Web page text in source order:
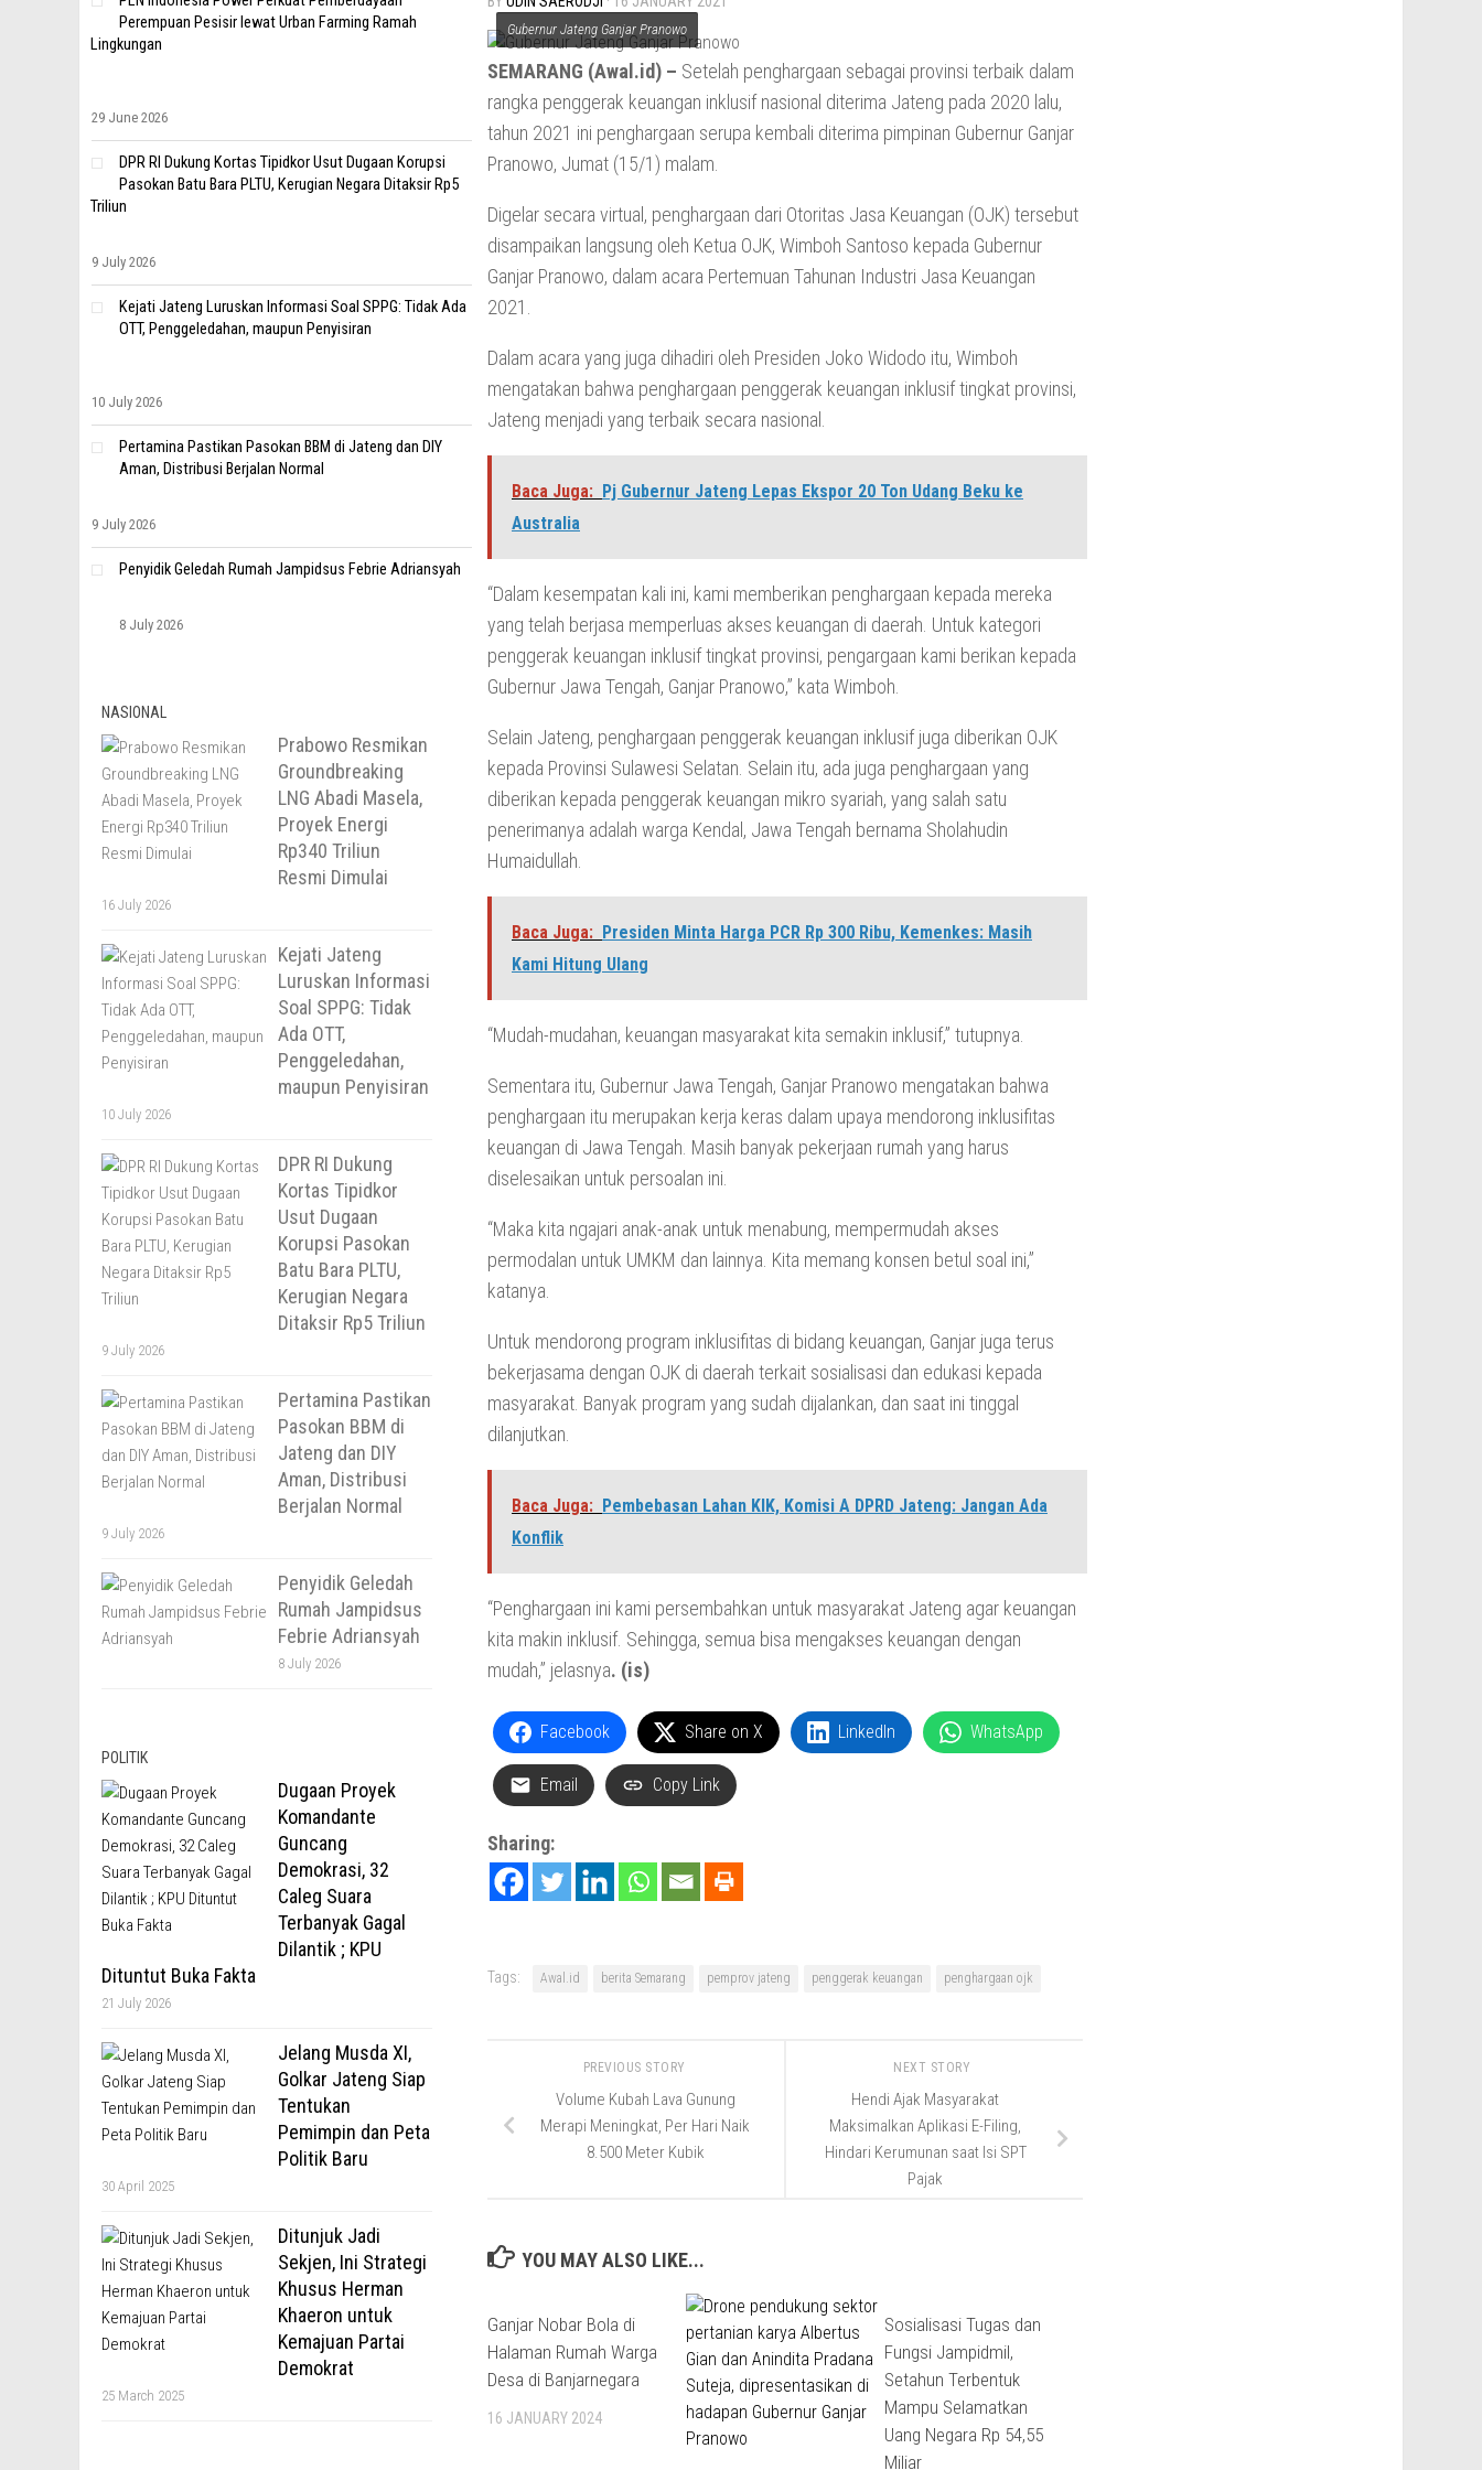
Gubernur Jateng Ganjar Pranowo
SEMARANG (Awal.id) – Setelah penghargaan sebagai provinsi terbaik dalam
rangka penggerak keuangan inklusif nasional diterima Jateng pada 2020 lalu,
tahun 2021 ini penghargaan serupa kembali diterima pimpinan Gubernur Ganjar
Pranowo, Jumat (15/1) malam.
Digelar secara virtual, penghargaan dari Otoritas Jasa Keuangan (OJK) tersebut
disampaikan langsung oleh Ketua OJK, Wimboh Santoso kepada Gubernur
Ganjar Pranowo, dalam acara Pertemuan Tahunan Industri Jasa Keuangan
2021.
Dalam acara yang juga dihadiri oleh Presiden Joko Widodo itu, Wimboh
mengatakan bahwa penghargaan penggerak keuangan inklusif tingkat provinsi,
Jateng menjadi yang terbaik secara nasional.
Baca Juga: Pj Gubernur Jateng Lepas Ekspor 20 Ton Udang Beku ke
Australia
“Dalam kesempatan kali ini, kami memberikan penghargaan kepada mereka
yang telah berjasa memperluas akses keuangan di daerah. Untuk kategori
penggerak keuangan inklusif tingkat provinsi, pengargaan kami berikan kepada
Gubernur Jawa Tengah, Ganjar Pranowo,” kata Wimboh.
Selain Jateng, penghargaan penggerak keuangan inklusif juga diberikan OJK
kepada Provinsi Sulawesi Selatan. Selain itu, ada juga penghargaan yang
diberikan kepada penggerak keuangan mikro syariah, yang salah satu
penerimanya adalah warga Kendal, Jawa Tengah bernama Sholahudin
Humaidullah.
Baca Juga: Presiden Minta Harga PCR Rp 300 Ribu, Kemenkes: Masih
Kami Hitung Ulang
“Mudah-mudahan, keuangan masyarakat kita semakin inklusif,” tutupnya.
Sementara itu, Gubernur Jawa Tengah, Ganjar Pranowo mengatakan bahwa
penghargaan itu merupakan kerja keras dalam upaya mendorong inklusifitas
keuangan di Jawa Tengah. Masih banyak pekerjaan rumah yang harus
diselesaikan untuk persoalan ini.
“Maka kita ngajari anak-anak untuk menabung, mempermudah akses
permodalan untuk UMKM dan lainnya. Kita memang konsen betul soal ini,”
katanya.
Untuk mendorong program inklusifitas di bidang keuangan, Ganjar juga terus
bekerjasama dengan OJK di daerah terkait sosialisasi dan edukasi kepada
masyarakat. Banyak program yang sudah dijalankan, dan saat ini tinggal
dilanjutkan.
Baca Juga: Pembebasan Lahan KIK, Komisi A DPRD Jateng: Jangan Ada
Konflik
“Penghargaan ini kami persembahkan untuk masyarakat Jateng agar keuangan
kita makin inklusif. Sehingga, semua bisa mengakses keuangan dengan
mudah,” jelasnya. (is)
Facebook Share on X LinkedIn WhatsApp
Email Copy Link
Sharing:
Tags: Awal.id berita Semarang pemprov jateng penggerak keuangan penghargaan ojk
NEXT STORY
Hendi Ajak Masyarakat
Maksimalkan Aplikasi E-Filing,
Hindari Kerumunan saat Isi SPT
Pajak
PREVIOUS STORY
Volume Kubah Lava Gunung
Merapi Meningkat, Per Hari Naik
8.500 Meter Kubik
YOU MAY ALSO LIKE...
Ganjar Nobar Bola di
Halaman Rumah Warga
Desa di Banjarnegara
16 JANUARY 2024
Sosialisasi Tugas dan
Fungsi Jampidmil,
Setahun Terbentuk
Mampu Selamatkan
Uang Negara Rp 54,55
Miliar
Perempuan Pesisir lewat Urban Farming Ramah
Lingkungan
29 June 2026
DPR RI Dukung Kortas Tipidkor Usut Dugaan Korupsi
Pasokan Batu Bara PLTU, Kerugian Negara Ditaksir Rp5
Triliun
9 July 2026
Kejati Jateng Luruskan Informasi Soal SPPG: Tidak Ada
OTT, Penggeledahan, maupun Penyisiran
10 July 2026
Pertamina Pastikan Pasokan BBM di Jateng dan DIY
Aman, Distribusi Berjalan Normal
9 July 2026
Penyidik Geledah Rumah Jampidsus Febrie Adriansyah
8 July 2026
NASIONAL
Prabowo Resmikan
Groundbreaking
LNG Abadi Masela,
Proyek Energi
Rp340 Triliun
Resmi Dimulai
16 July 2026
Kejati Jateng
Luruskan Informasi
Soal SPPG: Tidak
Ada OTT,
Penggeledahan,
maupun Penyisiran
10 July 2026
DPR RI Dukung
Kortas Tipidkor
Usut Dugaan
Korupsi Pasokan
Batu Bara PLTU,
Kerugian Negara
Ditaksir Rp5 Triliun
9 July 2026
Pertamina Pastikan
Pasokan BBM di
Jateng dan DIY
Aman, Distribusi
Berjalan Normal
9 July 2026
Penyidik Geledah
Rumah Jampidsus
Febrie Adriansyah
8 July 2026
POLITIK
Dugaan Proyek
Komandante
Guncang
Demokrasi, 32
Caleg Suara
Terbanyak Gagal
Dilantik ; KPU
Dituntut Buka Fakta
21 July 2026
Jelang Musda XI,
Golkar Jateng Siap
Tentukan
Pemimpin dan Peta
Politik Baru
30 April 2025
Ditunjuk Jadi
Sekjen, Ini Strategi
Khusus Herman
Khaeron untuk
Kemajuan Partai
Demokrat
25 March 2025